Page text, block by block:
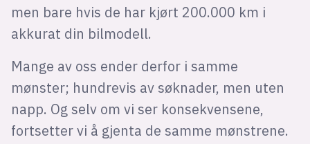
men bare hvis de har kjørt 200.000 km i
akkurat din bilmodell.
Mange av oss ender derfor i samme
mønster; hundrevis av søknader, men uten
napp. Og selv om vi ser konsekvensene,
fortsetter vi å gjenta de samme mønstrene.